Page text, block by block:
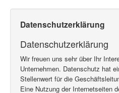
Datenschutzerklärung
Datenschutzerklärung
Wir freuen uns sehr über Ihr
Unternehmen. Datenschutz hat
Stellenwert für die
Eine Nutzung der Internetseiten